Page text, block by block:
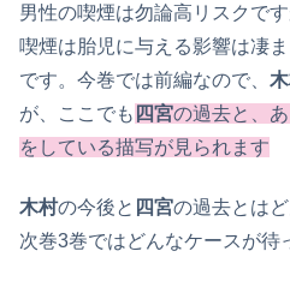
男性の喫煙は勿論高リスクで
喫煙は胎児に与える影響は凄
です。今巻では前編なので、
が、ここでも 四宮の過去と、
をしている描写が見られます
木村の今後と 四宮の過去とは
次巻3巻ではどんなケースが待